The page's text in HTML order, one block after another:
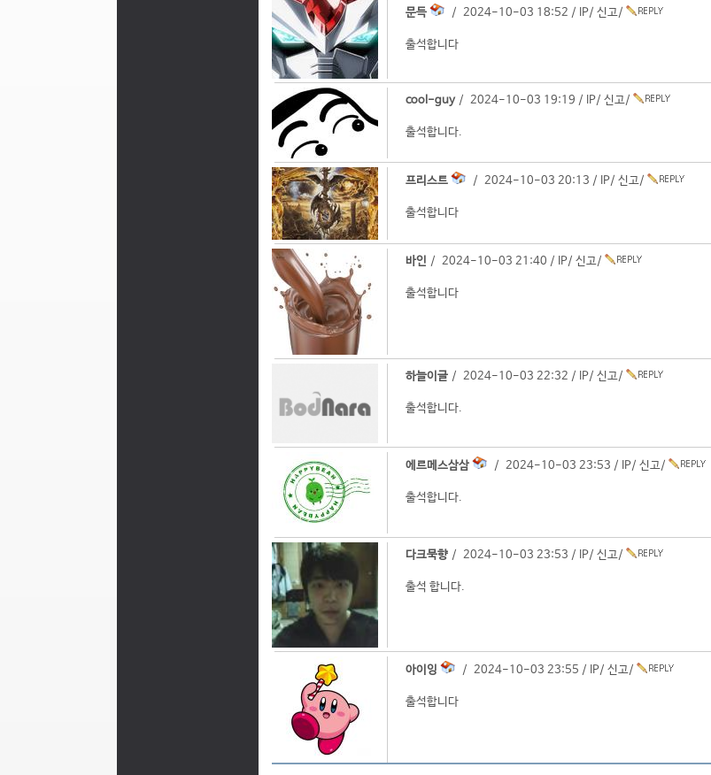
문득 / 2024-10-03 18:52 / IP/ 신고/
출석합니다
cool-guy/ 2024-10-03 19:19 / IP/ 신고/
출석합니다.
프리스트 / 2024-10-03 20:13 / IP/ 신고/
출석합니다
바인 / 2024-10-03 21:40 / IP/ 신고/
출석합니다
하늘이글 / 2024-10-03 22:32 / IP/ 신고/
출석합니다.
에르메스삼삼 / 2024-10-03 23:53 / IP/ 신고/
출석합니다.
다크묵향 / 2024-10-03 23:53 / IP/ 신고/
출석 합니다.
아이잉 / 2024-10-03 23:55 / IP/ 신고/
출석합니다